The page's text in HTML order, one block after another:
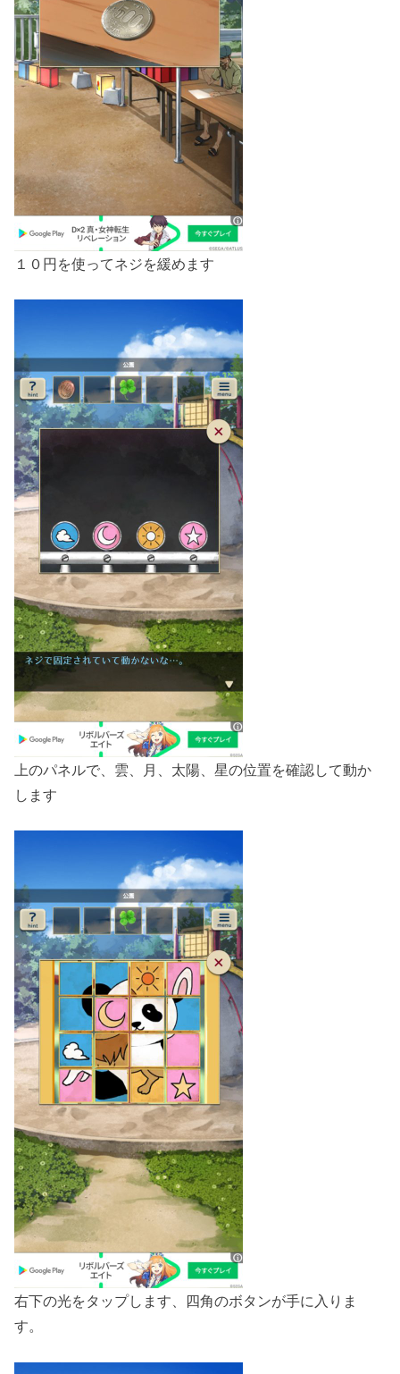
１０円を使ってネジを緩めます
上のパネルで、雲、月、太陽、星の位置を確認して動か
します
右下の光をタップします、四角のボタンが手に入りま
す。